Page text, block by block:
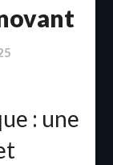
: une